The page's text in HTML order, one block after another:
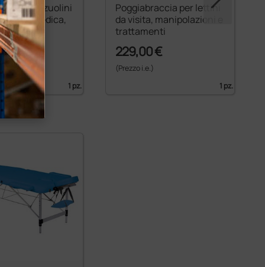
reggi lenzuolini
visita medica,
e
1 pz.
Poggiabraccia per lettini
da visita, manipolazioni e
trattamenti
229,00 €
(Prezzo i.e.)
1 pz.